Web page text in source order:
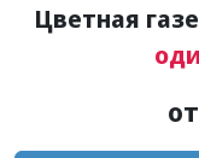
Цветная